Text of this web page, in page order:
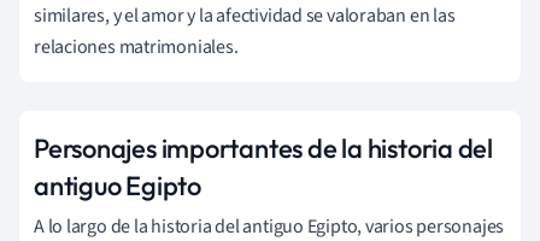
similares, y el amor y la afectividad se valoraban en las
relaciones matrimoniales.
Personajes importantes de la historia del
antiguo Egipto
A lo largo de la historia del antiguo Egipto, varios personajes